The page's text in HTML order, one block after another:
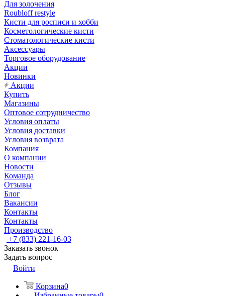
Для золочения
Roubloff restyle
Кисти для росписи и хобби
Косметологические кисти
Стоматологические кисти
Аксессуары
Торговое оборудование
Акции
Новинки
Акции
Купить
Магазины
Оптовое сотрудничество
Условия оплаты
Условия доставки
Условия возврата
Компания
О компании
Новости
Команда
Отзывы
Блог
Вакансии
Контакты
Контакты
Производство
+7 (833) 221-16-03
Заказать звонок
Задать вопрос
Войти
Корзина0